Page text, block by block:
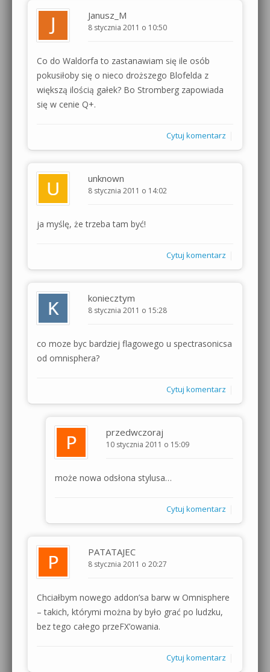
Janusz_M
8 stycznia 2011 o 10:50
Co do Waldorfa to zastanawiam się ile osób
pokusiłoby się o nieco droższego Blofelda z
większą ilością gałek? Bo Stromberg zapowiada
się w cenie Q+.
Cytuj komentarz
unknown
8 stycznia 2011 o 14:02
ja myślę, że trzeba tam być!
Cytuj komentarz
koniecztym
8 stycznia 2011 o 15:28
co moze byc bardziej flagowego u spectrasonicsa
od omnisphera?
Cytuj komentarz
przedwczoraj
10 stycznia 2011 o 15:09
może nowa odsłona stylusa…
Cytuj komentarz
PATATAJEC
8 stycznia 2011 o 20:27
Chciałbym nowego addon’sa barw w Omnisphere
– takich, którymi można by było grać po ludzku,
bez tego całego przeFX’owania.
Cytuj komentarz